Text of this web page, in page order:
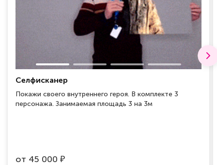
Селфисканер
Покажи своего внутреннего героя. В комплекте 3
персонажа. Занимаемая площадь 3 на 3м
от 45 000 ₽